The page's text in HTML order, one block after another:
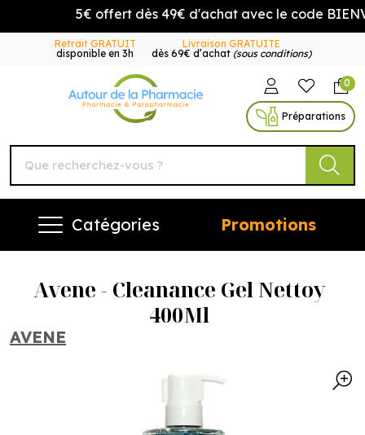
5€ offert dès 49€ d'achat avec le code
Retrait GRATUIT
disponible en 3h
Livraison GRATUITE
dès 69€ d’achat (sous conditions)
Autour de la Pharmacie
0
Préparations
Catégories Promotions
Avene - Cleanance Gel Nettoy
400Ml
AVENE